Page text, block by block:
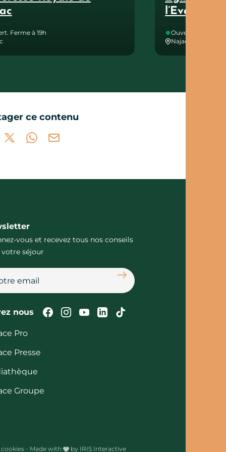
Ferme à 19h
Ouvert. Ferme à
Najac
ce contenu
sur Facebook (nouvelle fenêtre)
Partager sur X / Twitter (nouvelle fenêtre)
Partager sur WhatsApp
Partager par mail
vous et recevez tous nos conseils
séjour
S'abonner
nous Suivez-nous sur Facebook
Suivez-nous sur Instagram
Suivez-nous sur Youtube
Suivez-nous sur
Pro
Presse
Groupe
- Made with by IRIS Interactive